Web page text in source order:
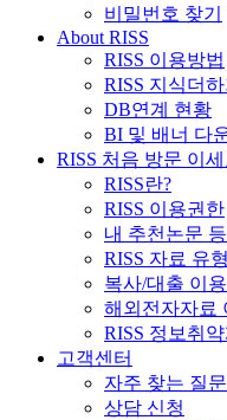
비밀번호 찾기
About RISS
RISS 이용방법
RISS 지식더하
DB연계 현황
BI 및 배너 다
RISS 처음 방문 이
RISS란?
RISS 이용권한
내 추천논문
RISS 자료 유
복사/대출 이
해외전자자료
RISS 정보취
고객센터
자주 찾는 질문
상담 신청